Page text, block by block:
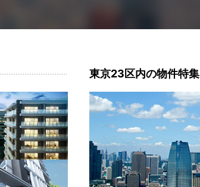
東京23区内の物件特集